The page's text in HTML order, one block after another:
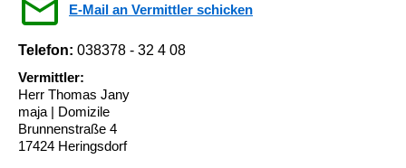
E-Mail an Vermittler schicken
Telefon: 038378 - 32 4 08
Vermittler:
Herr Thomas Jany
maja | Domizile
Brunnenstraße 4
17424 Heringsdorf